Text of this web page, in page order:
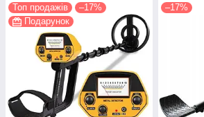
Топ продажів
–17%
Подарунок
–17%